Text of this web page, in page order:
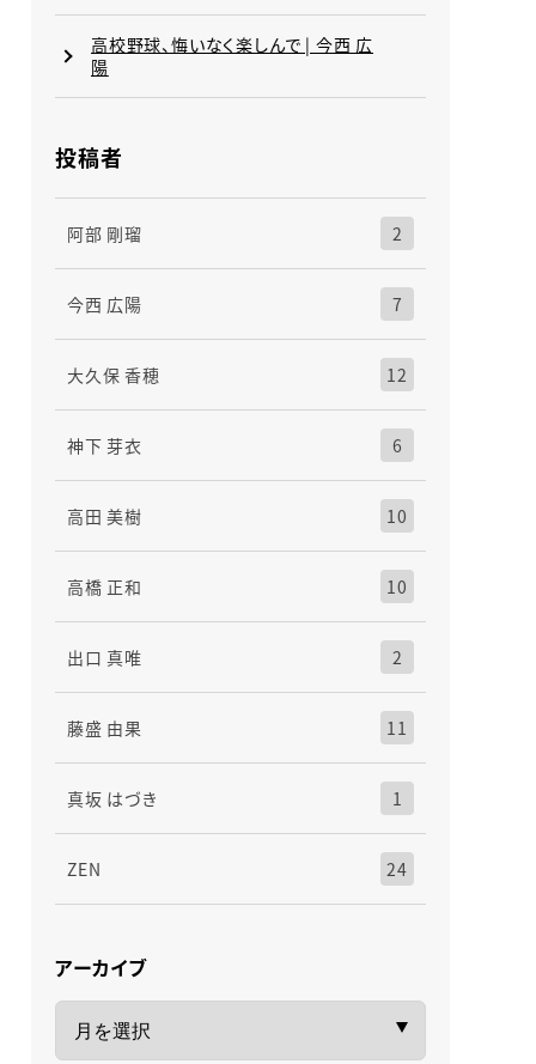
高校野球、悔いなく楽しんで | 今西 広
陽
投稿者
阿部 剛瑠 2
今西 広陽 7
大久保 香穂 12
神下 芽衣 6
高田 美樹 10
高橋 正和 10
出口 真唯 2
藤盛 由果 11
真坂 はづき 1
ZEN 24
アーカイブ